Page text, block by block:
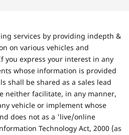
services by providing indepth &
on various vehicles and
you express your interest in any
whose information is provided
shall be shared as a sales lead
neither facilitate, in any manner,
vehicle or implement whose
does not as a 'live/online
Technology Act, 2000 (as